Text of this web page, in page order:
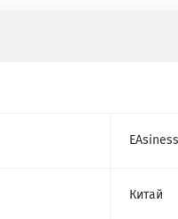
EAsiness
Китай